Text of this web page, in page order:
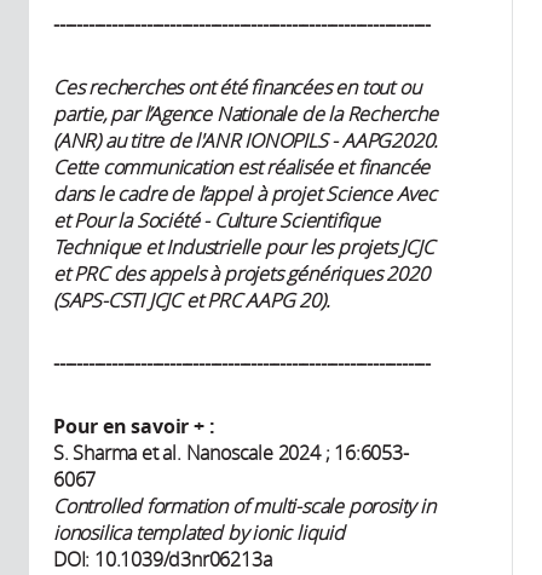
-----------------------------------------------------------------
Ces recherches ont été financées en tout ou
partie, par l’Agence Nationale de la Recherche
(ANR) au titre de l'ANR IONOPILS - AAPG2020.
Cette communication est réalisée et financée
dans le cadre de l’appel à projet Science Avec
et Pour la Société - Culture Scientifique
Technique et Industrielle pour les projets JCJC
et PRC des appels à projets génériques 2020
(SAPS-CSTI JCJC et PRC AAPG 20).
-----------------------------------------------------------------
Pour en savoir + :
S. Sharma et al. Nanoscale 2024 ; 16:6053-
6067
Controlled formation of multi-scale porosity in
ionosilica templated by ionic liquid
DOI: 10.1039/d3nr06213a